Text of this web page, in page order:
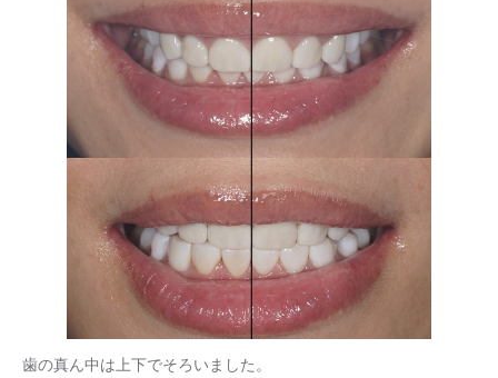
歯の真ん中は上下でそろいました。